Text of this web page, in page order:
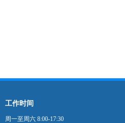
工作时间
周一至周六 8:00-17:30